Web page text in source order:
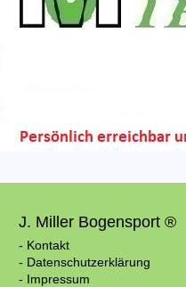
J. Miller Bogensport ®
- Kontakt
- Datenschutzerklärung
- Impressum